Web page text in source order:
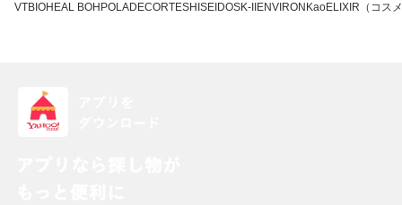
VTBIOHEAL BOH POLADECORTESHISEIDOSK-II ENVIRON KaoELIXIR（コス